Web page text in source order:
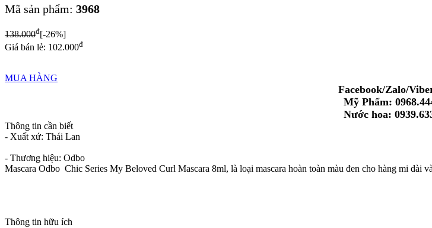
Mã sản phẩm: 3968
138.000đ[-26%]
Giá bán lẻ: 102.000đ
MUA HÀNG
Facebook/Zalo/
Mỹ Phẩm:
Nước hoa:
Thông tin cần biết
- Xuất xứ: Thái Lan
- Thương hiệu: Odbo
Mascara Odbo Chic Series My Beloved Curl Mascara 8ml, là loại mascara hoàn toàn màu đen cho hàng mi
Thông tin hữu ích